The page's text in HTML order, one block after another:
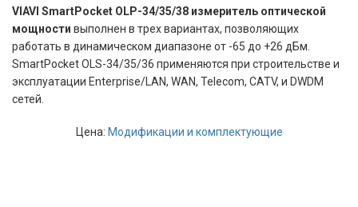
VIAVI SmartPocket OLP-34/35/38 измеритель оптической
мощности выполнен в трех вариантах, позволяющих
работать в динамическом диапазоне от -65 до +26 дБм.
SmartPocket OLS-34/35/36 применяются при строительстве и
эксплуатации Enterprise/LAN, WAN, Telecom, CATV, и DWDM
сетей.
Цена: Модификации и комплектующие